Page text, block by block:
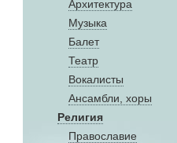
Aрхитектура
Музыка
Балет
Театр
Вокалисты
Aнсамбли, хоры
Религия
Православие